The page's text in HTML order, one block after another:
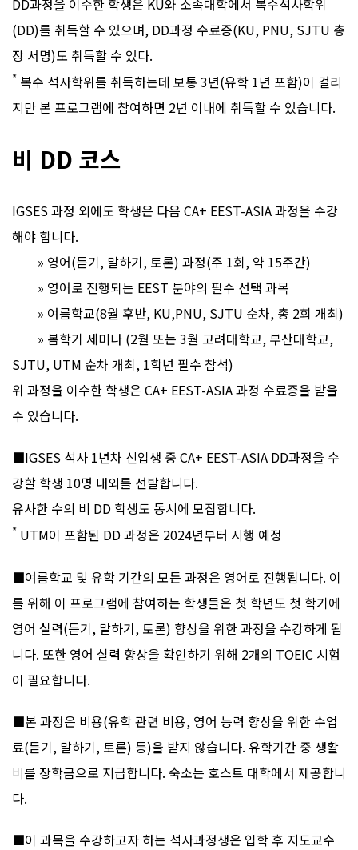
DD과정을 이수한 학생은 KU와 소속대학에서 복수석사학위
(DD)를 취득할 수 있으며, DD과정 수료증(KU, PNU, SJTU 총
장 서명)도 취득할 수 있다.
* 복수 석사학위를 취득하는데 보통 3년(유학 1년 포함)이 걸리
지만 본 프로그램에 참여하면 2년 이내에 취득할 수 있습니다.
비 DD 코스
IGSES 과정 외에도 학생은 다음 CA+ EEST-ASIA 과정을 수강
해야 합니다.
» 영어(듣기, 말하기, 토론) 과정(주 1회, 약 15주간)
» 영어로 진행되는 EEST 분야의 필수 선택 과목
» 여름학교(8월 후반, KU,PNU, SJTU 순차, 총 2회 개최)
» 봄학기 세미나 (2월 또는 3월 고려대학교, 부산대학교,
SJTU, UTM 순차 개최, 1학년 필수 참석)
위 과정을 이수한 학생은 CA+ EEST-ASIA 과정 수료증을 받을
수 있습니다.
■IGSES 석사 1년차 신입생 중 CA+ EEST-ASIA DD과정을 수
강할 학생 10명 내외를 선발합니다.
유사한 수의 비 DD 학생도 동시에 모집합니다.
* UTM이 포함된 DD 과정은 2024년부터 시행 예정
■여름학교 및 유학 기간의 모든 과정은 영어로 진행됩니다. 이
를 위해 이 프로그램에 참여하는 학생들은 첫 학년도 첫 학기에
영어 실력(듣기, 말하기, 토론) 향상을 위한 과정을 수강하게 됩
니다. 또한 영어 실력 향상을 확인하기 위해 2개의 TOEIC 시험
이 필요합니다.
■본 과정은 비용(유학 관련 비용, 영어 능력 향상을 위한 수업
료(듣기, 말하기, 토론) 등)을 받지 않습니다. 유학기간 중 생활
비를 장학금으로 지급합니다. 숙소는 호스트 대학에서 제공합니
다.
■이 과목을 수강하고자 하는 석사과정생은 입학 후 지도교수